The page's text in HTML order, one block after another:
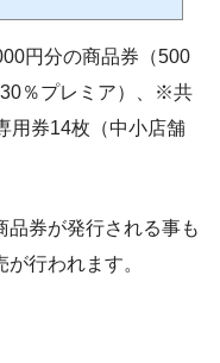
(木)～10月15日(金)、使用期間は令和
円分の商品券（500
％プレミア）、※共
用券14枚（中小店舗
品券が発行される事も
行われます。